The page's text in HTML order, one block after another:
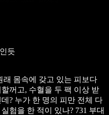
듯
래 몸속에 갖고 있는 피보다
꺼고, 수혈을 두 팩 이상 받
? 누가 한 명의 피만 전체 다
험을 한 적이 있나? 731 부대